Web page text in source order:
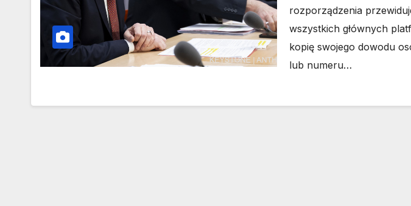
rozporządzenia
wszystkich głównych
kopię swojego dowodu
lub numeru…